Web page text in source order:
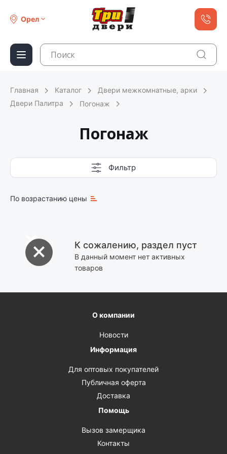
Орел
Главная Каталог
Двери межкомнатные, арки
Двери Палитра
Погонаж
Погонаж
Фильтр
По возрастанию цены
К сожалению, раздел пуст
В данный момент нет активных
товаров
О компании
Новости
Информация
Для оптовых покупателей
Публичная оферта
Доставка
Помощь
Вызов замерщика
Контакты